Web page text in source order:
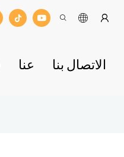
عنا الاتصال بنا